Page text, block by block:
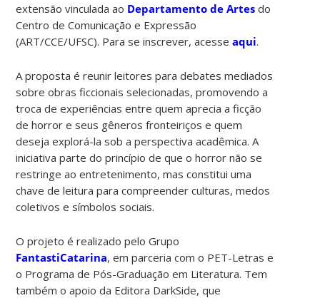
extensão vinculadaao Departamento de Artes do
Centro de Comunicação e Expressão
(ART/CCE/UFSC). Para se inscrever, acesseaqui.
A proposta é reunir leitores para debates mediados
sobre obras ficcionais selecionadas, promovendo a
troca de experiências entre quem aprecia a ficção
de horror e seus gêneros fronteiriços e quem
deseja explorá-la sob a perspectiva acadêmica. A
iniciativa parte do princípio de que o horror não se
restringe ao entretenimento, mas constitui uma
chave de leitura para compreender culturas, medos
coletivos e símbolos sociais.
O projeto é realizado pelo Grupo
FantastiCatarina, em parceria com o PET-Letras e
o Programa de Pós-Graduação em Literatura. Tem
também o apoio da Editora DarkSide, que